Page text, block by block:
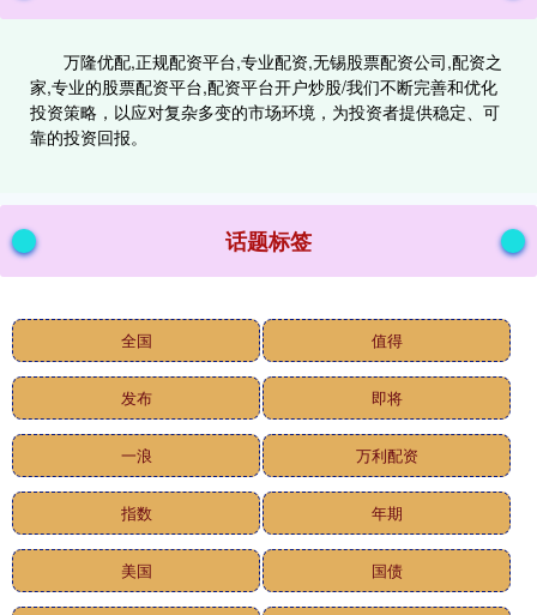
万隆优配,正规配资平台,专业配资,无锡股票配资公司,配资之
家,专业的股票配资平台,配资平台开户炒股/我们不断完善和优化
投资策略，以应对复杂多变的市场环境，为投资者提供稳定、可
靠的投资回报。
话题标签
全国 值得
发布 即将
一浪 万利配资
指数 年期
美国 国债